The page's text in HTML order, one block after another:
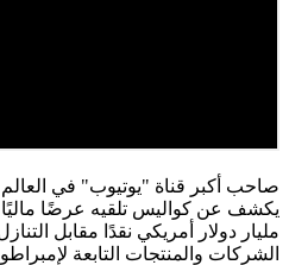
يكشف عن كواليس تلقيه عرضًا
مليار دولار أمريكي نقدًا مقابل
الشركات والمنتجات التابعة